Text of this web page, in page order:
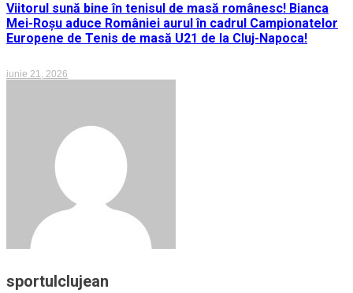
Viitorul sună bine în tenisul de masă românesc! Bianca
Mei-Roșu aduce României aurul în cadrul Campionatelor
Europene de Tenis de masă U21 de la Cluj-Napoca!
iunie 21, 2026
sportulclujean